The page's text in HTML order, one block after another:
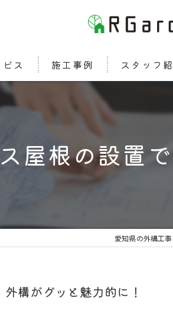
ス 施工事例 スタッフ
屋根の設置
愛知県の外構工
構がグッと魅力的に！